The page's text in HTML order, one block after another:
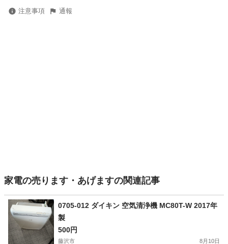
注意事項 通報
家電の売ります・あげますの関連記事
0705-012 ダイキン 空気清浄機 MC80T-W 2017年
製
500円
藤沢市 8月10日